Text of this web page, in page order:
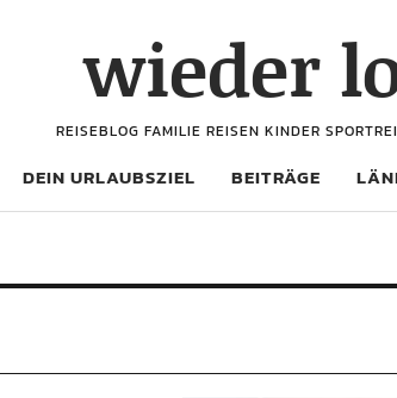
wieder
REISEBLOG FAMILIE REISEN KINDER
DEIN URLAUBSZIEL BEITRÄGE